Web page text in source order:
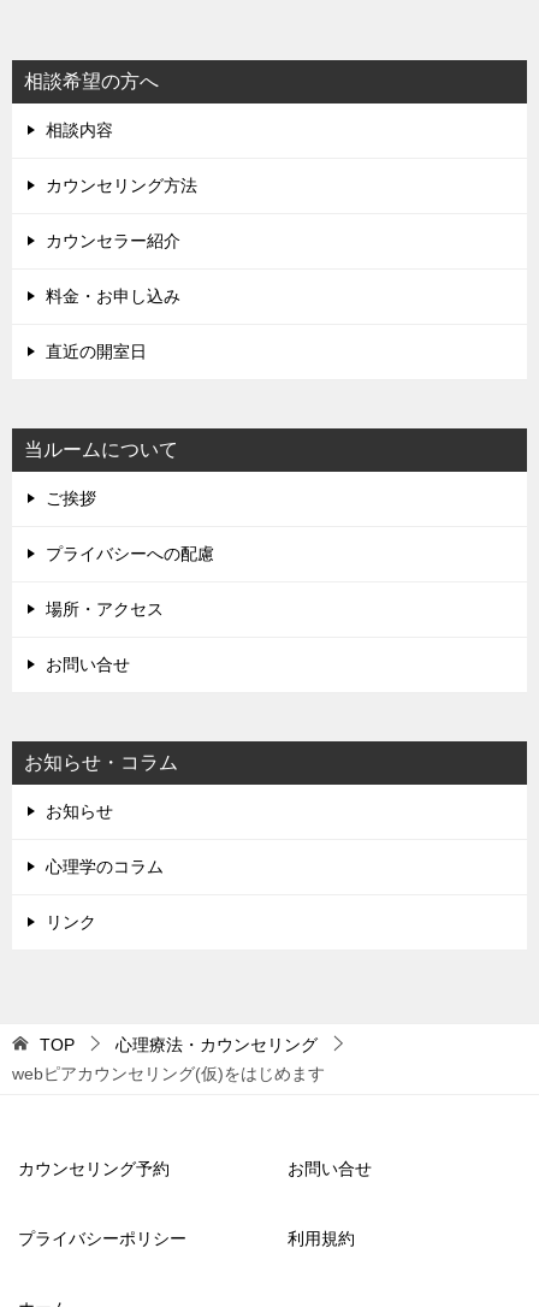
相談希望の方へ
相談内容
カウンセリング方法
カウンセラー紹介
料金・お申し込み
直近の開室日
当ルームについて
ご挨拶
プライバシーへの配慮
場所・アクセス
お問い合せ
お知らせ・コラム
お知らせ
心理学のコラム
リンク
TOP
心理療法・カウンセリング
webピアカウンセリング(仮)をはじめます
カウンセリング予約 お問い合せ
プライバシーポリシー 利用規約